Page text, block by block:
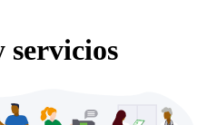
servicios